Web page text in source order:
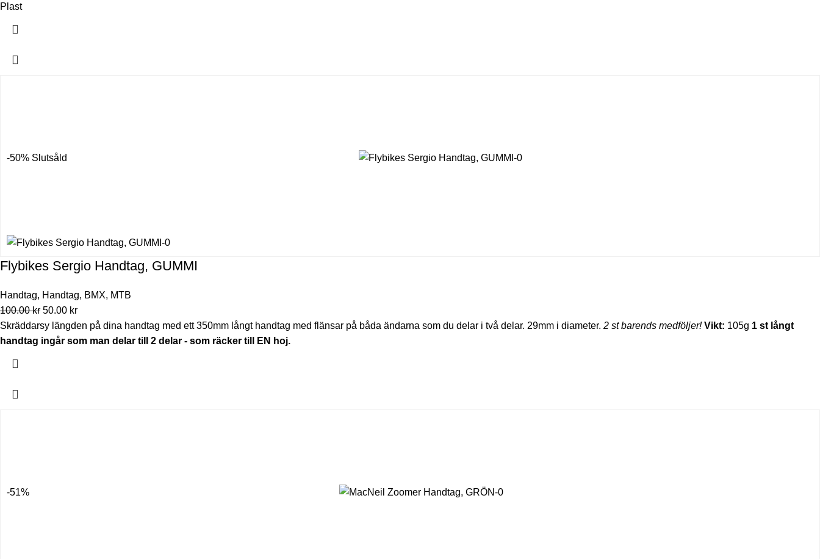
Plast
-50% Slutsåld
Flybikes Sergio Handtag, GUMMI
Handtag, Handtag, BMX, MTB
100.00kr 50.00 kr
Skräddarsy längden på dina handtag med ett 350mm långt handtag med flänsar på båda ändarna som du delar i två delar. 29mm i diameter. 2 st barends medföljer! Vikt: 105g 1 st långt
handtag ingår som man delar till 2 delar - som räcker till EN hoj.
-51%